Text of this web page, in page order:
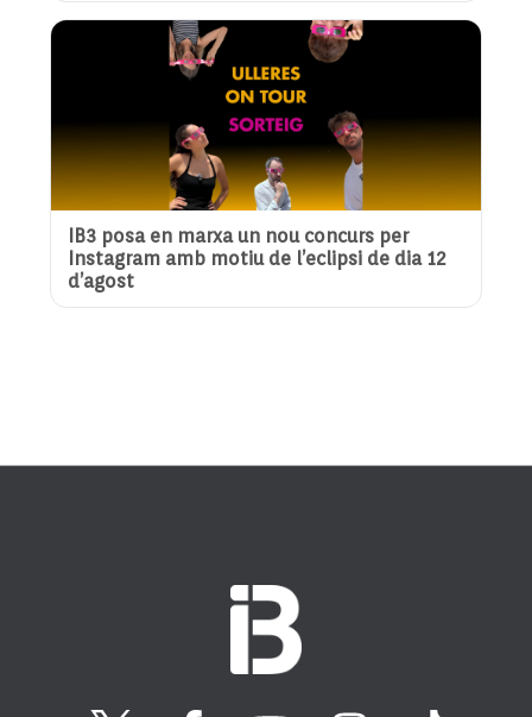
IB3 posa en marxa un nou concurs per
Instagram amb motiu de l’eclipsi de dia 12
d’agost